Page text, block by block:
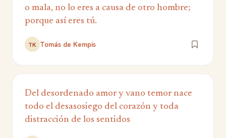
o mala, no lo eres a causa de otro hombre;
porque así eres tú.
TK Tomás de Kempis
Del desordenado amor y vano temor nace
todo el desasosiego del corazón y toda
distracción de los sentidos